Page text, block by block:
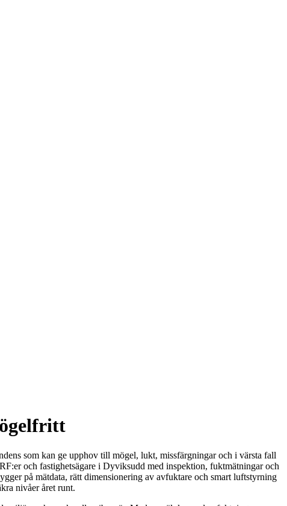
som kan ge upphov till mögel, lukt, missfärgningar och i värsta fall
och fastighetsägare i Dyviksudd med inspektion, fuktmätningar och
på mätdata, rätt dimensionering av avfuktare och smart luftstyrning
nivåer året runt.